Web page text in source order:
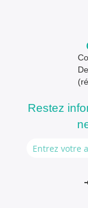
Restez